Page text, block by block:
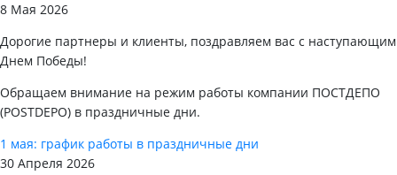
8 Мая 2026
Дорогие партнеры и клиенты, поздравляем вас с наступающим
Днем Победы!
Обращаем внимание на режим работы компании ПОСТДЕПО
(POSTDEPO) в праздничные дни.
1 мая: график работы в праздничные дни
30 Апреля 2026